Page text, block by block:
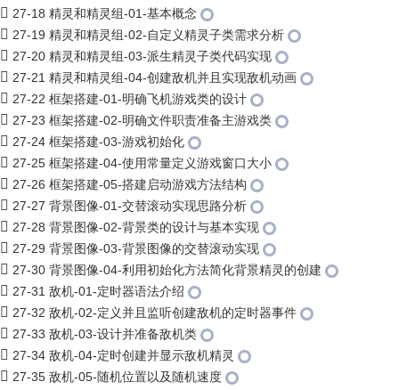
27-18 精灵和精灵组-01-基本概念
27-19 精灵和精灵组-02-自定义精灵子类需求分析
27-20 精灵和精灵组-03-派生精灵子类代码实现
27-21 精灵和精灵组-04-创建敌机并且实现敌机动画
27-22 框架搭建-01-明确飞机游戏类的设计
27-23 框架搭建-02-明确文件职责准备主游戏类
27-24 框架搭建-03-游戏初始化
27-25 框架搭建-04-使用常量定义游戏窗口大小
27-26 框架搭建-05-搭建启动游戏方法结构
27-27 背景图像-01-交替滚动实现思路分析
27-28 背景图像-02-背景类的设计与基本实现
27-29 背景图像-03-背景图像的交替滚动实现
27-30 背景图像-04-利用初始化方法简化背景精灵的创建
27-31 敌机-01-定时器语法介绍
27-32 敌机-02-定义并且监听创建敌机的定时器事件
27-33 敌机-03-设计并准备敌机类
27-34 敌机-04-定时创建并显示敌机精灵
27-35 敌机-05-随机位置以及随机速度